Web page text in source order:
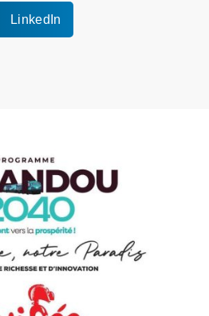
LinkedIn